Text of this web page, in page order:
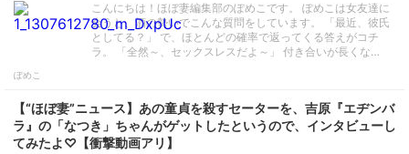
こんにちは！ほぼ妻編集部のぽめこです。 ぽめこは女友達に
会うと、酒の勢いでこんな質問をしています。 「最近、彼氏
としてる？」 で、ほとんどの確率で返ってくる答えがコチ
ラ。 「全然～、セックスレスだよ～」 付き合いが長くな…
ぽめこ
【“ほぼ妻”ニュース】あの童貞を殺すセーターを、吉原『エヂンバ
ラ』の「なつき」ちゃんがゲットしたというので、インタビューし
てみたよ♡【衝撃動画アリ】